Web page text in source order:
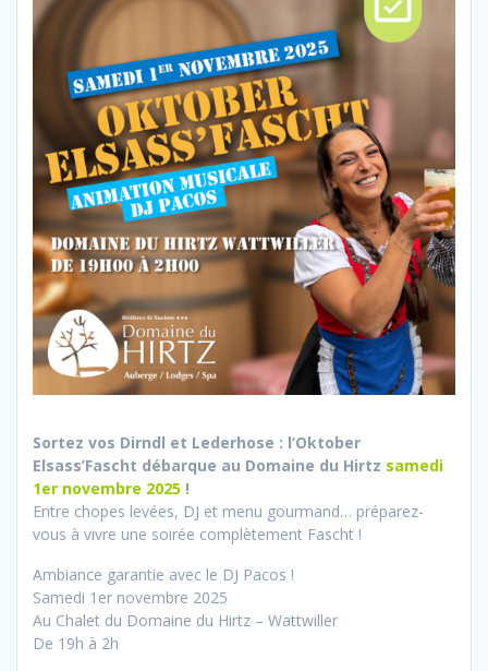
Sortez vos Dirndl et Lederhose : l’Oktober
Elsass’Fascht débarque au Domaine du Hirtz samedi
1er novembre 2025 !
Entre chopes levées, DJ et menu gourmand… préparez-
vous à vivre une soirée complètement Fascht !
Ambiance garantie avec le DJ Pacos !
Samedi 1er novembre 2025
Au Chalet du Domaine du Hirtz – Wattwiller
De 19h à 2h